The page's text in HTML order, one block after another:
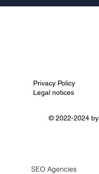
Privacy Policy
Legal notices
© 2022-2024 by
SEO Agencies